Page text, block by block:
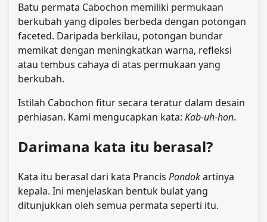
Batu permata Cabochon memiliki permukaan
berkubah yang dipoles berbeda dengan potongan
faceted. Daripada berkilau, potongan bundar
memikat dengan meningkatkan warna, refleksi
atau tembus cahaya di atas permukaan yang
berkubah.
Istilah Cabochon fitur secara teratur dalam desain
perhiasan. Kami mengucapkan kata: Kab-uh-hon.
Darimana kata itu berasal?
Kata itu berasal dari kata Prancis Pondokartinya
kepala. Ini menjelaskan bentuk bulat yang
ditunjukkan oleh semua permata seperti itu.